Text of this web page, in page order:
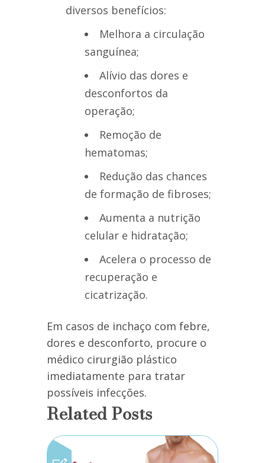
diversos benefícios:
Melhora a circulação
sanguínea;
Alívio das dores e
desconfortos da
operação;
Remoção de
hematomas;
Redução das chances
de formação de fibroses;
Aumenta a nutrição
celular e hidratação;
Acelera o processo de
recuperação e
cicatrização.
Em casos de inchaço com febre,
dores e desconforto, procure o
médico cirurgião plástico
imediatamente para tratar
possíveis infecções.
Related Posts